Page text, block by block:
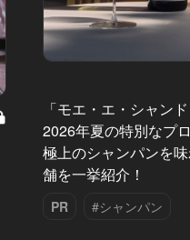
「モエ・エ・シャンド
2026年夏の特別なプ
極上のシャンパンを
舗を一挙紹介！
PR #シャンパン